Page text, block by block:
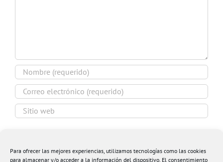
Para ofrecer las mejores experiencias, utilizamos tecnologías como las cookies
para almacenar y/o acceder a la información del dispositivo. El consentimiento
navegador para la próxima vez que comente.